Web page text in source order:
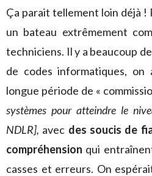
Ça parait tellement loin déjà !
un bateau extrêmement
techniciens. Il y a beaucoup
de codes informatiques, on
longue période de «
systèmes pour atteindre le
NDLR], avec des soucis de
compréhension qui
casses et erreurs. On